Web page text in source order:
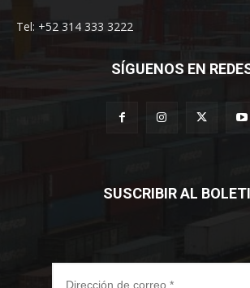
Tel: +52 314 333 3222
SÍGUENOS EN
SUSCRIBIR AL